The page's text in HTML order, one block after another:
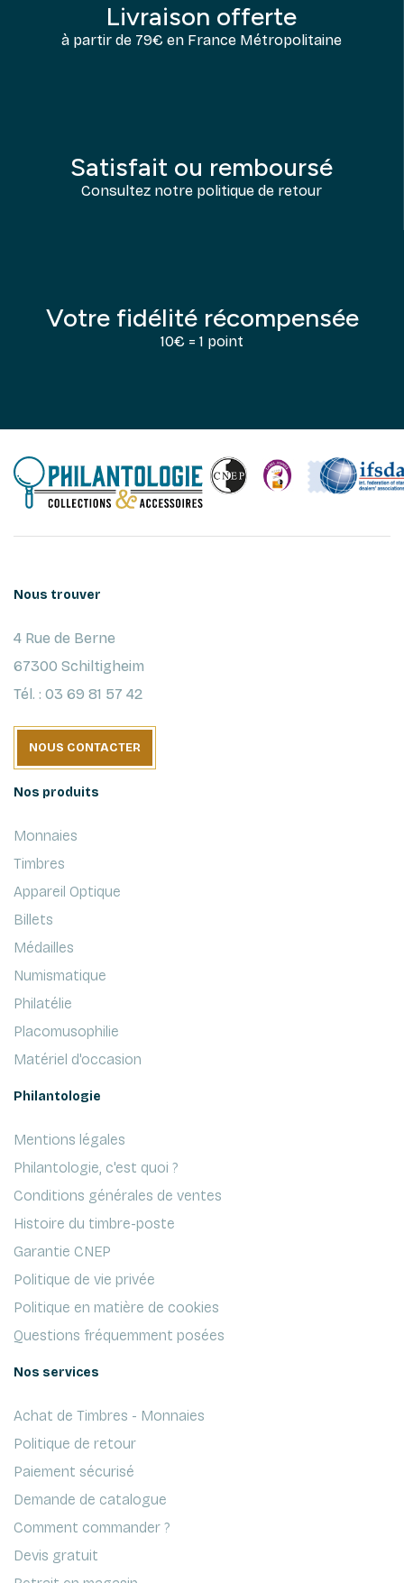
Livraison offerte
à partir de 79€ en France Métropolitaine
Satisfait ou remboursé
Consultez notre politique de retour
Votre fidélité récompensée
10€ = 1 point
Nous trouver
4 Rue de Berne
67300 Schiltigheim
Tél. : 03 69 81 57 42
NOUS CONTACTER
Nos produits
Monnaies
Timbres
Appareil Optique
Billets
Médailles
Numismatique
Philatélie
Placomusophilie
Matériel d'occasion
Philantologie
Mentions légales
Philantologie, c'est quoi ?
Conditions générales de ventes
Histoire du timbre-poste
Garantie CNEP
Politique de vie privée
Politique en matière de cookies
Questions fréquemment posées
Nos services
Achat de Timbres - Monnaies
Politique de retour
Paiement sécurisé
Demande de catalogue
Comment commander ?
Devis gratuit